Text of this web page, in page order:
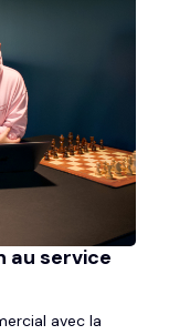
au service
avec la